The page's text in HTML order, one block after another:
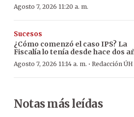
Agosto 7, 2026 11:20 a. m.
Sucesos
¿Cómo comenzó el caso IPS? La
Fiscalía lo tenía desde hace dos
Agosto 7, 2026 11:14 a. m. · Redacción ÚH
Notas más leídas